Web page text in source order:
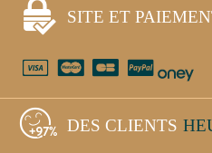
SITE ET
DES CLIENTS